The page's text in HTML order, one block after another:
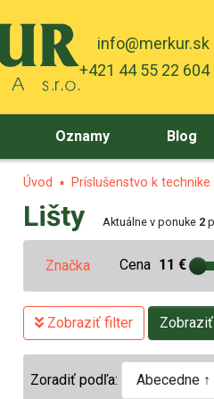
info@merkur.sk
+421 44 55 22 604
Oznamy Blog
Úvod Príslušenstvo k technike
Lišty Aktuálne v ponuke 2
Značka Cena 11 €
Zobraziť filter
Zoradiť podľa: Abecedne ↑